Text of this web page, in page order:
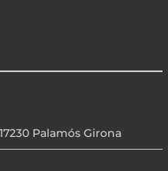
Palamós Girona